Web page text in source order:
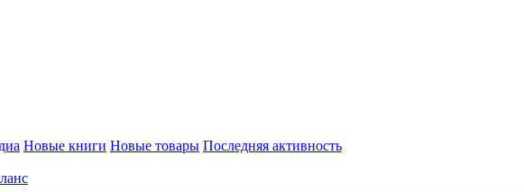
Новые книги Новые товары Последняя активность